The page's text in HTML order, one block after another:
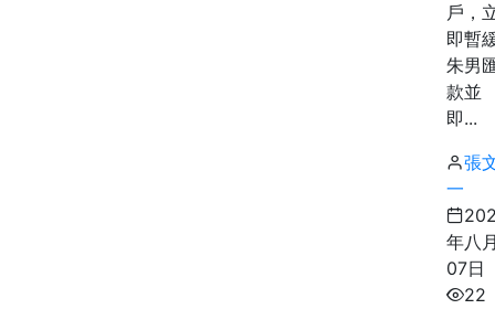
戶，
即暫
朱男
款並
即...
張
一
年八
07日
22